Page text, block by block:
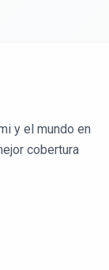
y el mundo en
cobertura